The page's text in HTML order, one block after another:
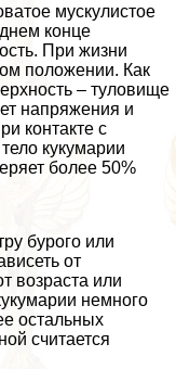
мускулистое
конце
При жизни
положении. Как
– туловище
напряжения и
контакте с
кукумарии
более 50%
бурого или
от
возраста или
немного
остальных
считается